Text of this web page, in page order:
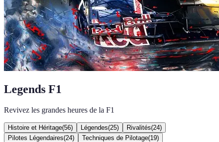
Legends F1
Revivez les grandes heures de la F1
Histoire et Héritage(56) Légendes(25) Rivalités(24)
Pilotes Légendaires(24) Techniques de Pilotage(19)